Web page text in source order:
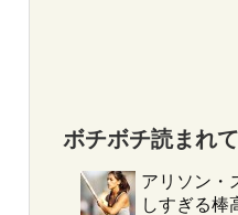
ボチボチ読まれ
アリソン・
しすぎる棒